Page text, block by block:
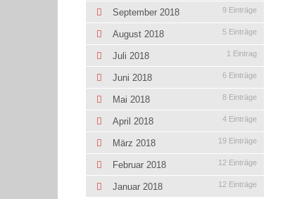
September 2018 9 Einträge
August 2018 5 Einträge
Juli 2018 1 Eintrag
Juni 2018 6 Einträge
Mai 2018 8 Einträge
April 2018 4 Einträge
März 2018 19 Einträge
Februar 2018 12 Einträge
Januar 2018 12 Einträge